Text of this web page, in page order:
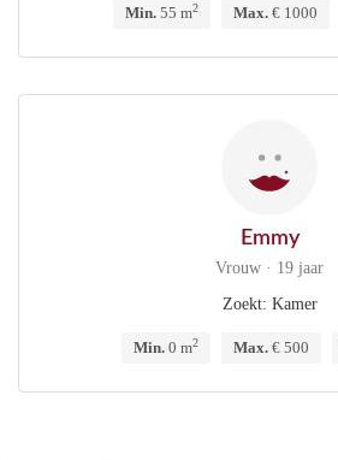
Min. 55 m2 Max. € 1000
Emmy
Vrouw · 19 jaar
Zoekt: Kamer
Min. 0 m2 Max. € 500